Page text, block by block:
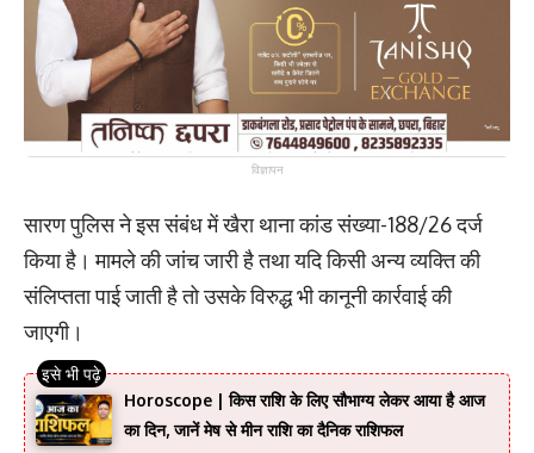
विज्ञापन
सारण पुलिस ने इस संबंध में खैरा थाना कांड संख्या-188/26 दर्ज
किया है। मामले की जांच जारी है तथा यदि किसी अन्य व्यक्ति की
संलिप्तता पाई जाती है तो उसके विरुद्ध भी कानूनी कार्रवाई की
जाएगी।
Horoscope | किस राशि के लिए सौभाग्य लेकर आया है आज
का दिन, जानें मेष से मीन राशि का दैनिक राशिफल